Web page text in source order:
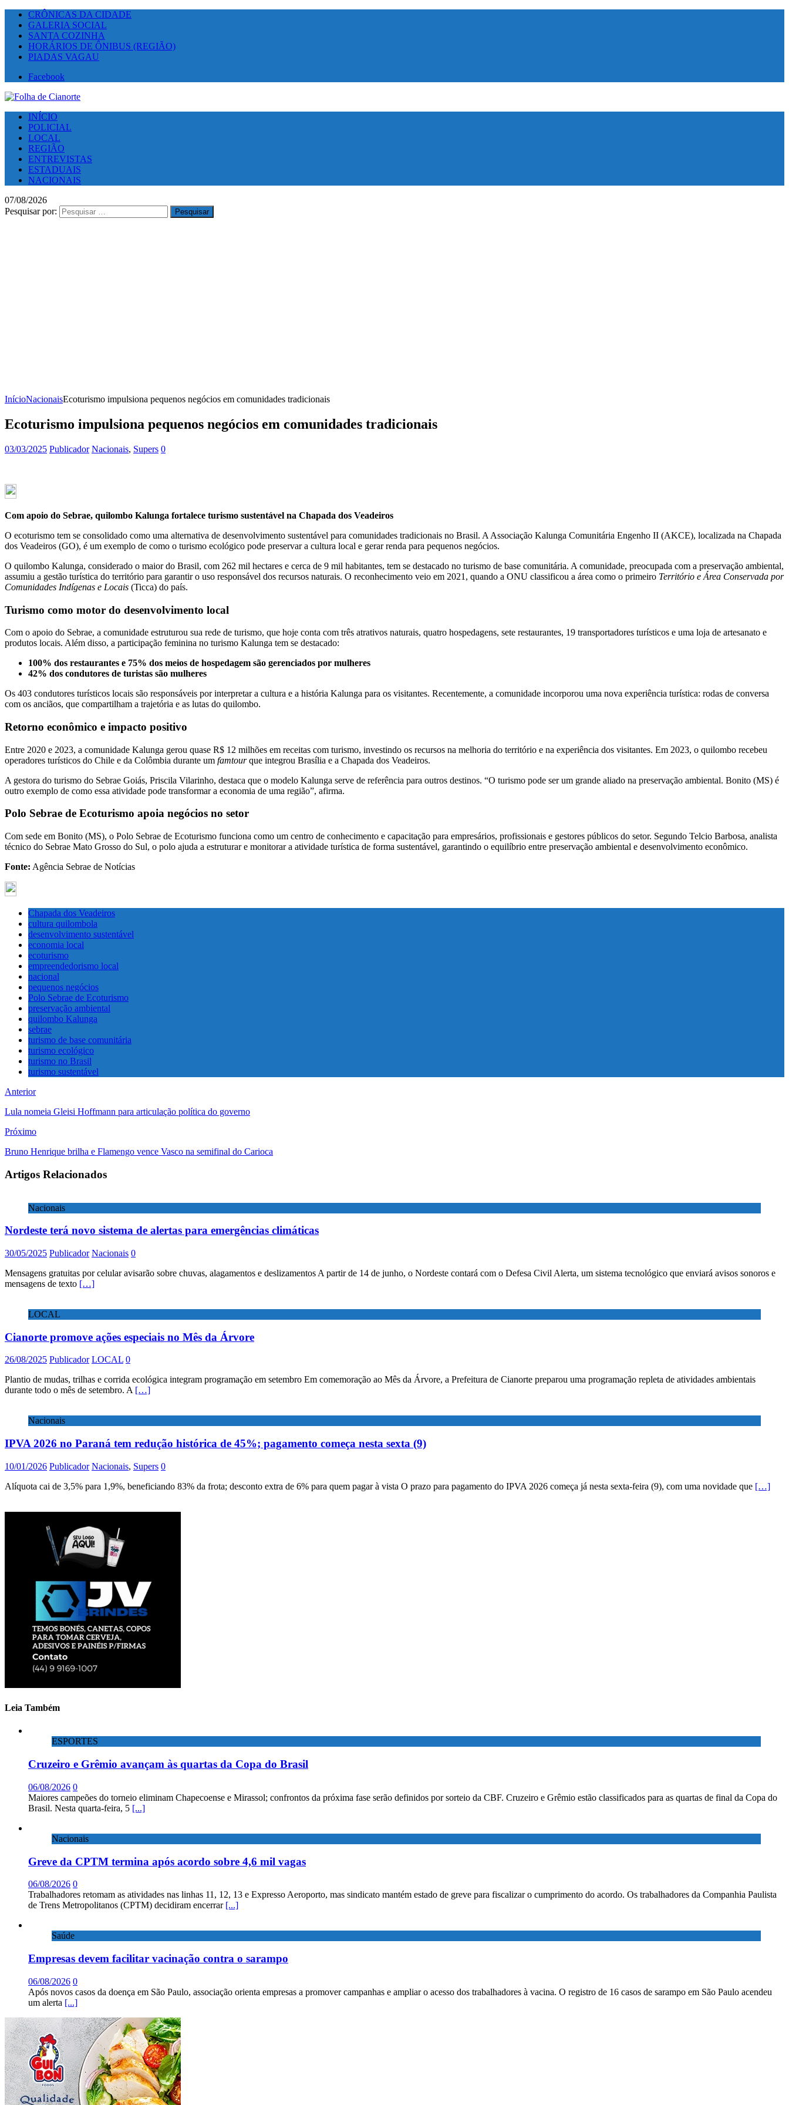
CRÔNICAS DA CIDADE
GALERIA SOCIAL
SANTA COZINHA
HORÁRIOS DE ÔNIBUS (REGIÃO)
PIADAS VAGAU
Facebook
INÍCIO
POLICIAL
LOCAL
REGIÃO
ENTREVISTAS
ESTADUAIS
NACIONAIS
07/08/2026
Pesquisar por:
InícioNacionaisEcoturismo impulsiona pequenos negócios em comunidades tradicionais
Ecoturismo impulsiona pequenos negócios em comunidades tradicionais
03/03/2025 Publicador Nacionais, Supers 0
Com apoio do Sebrae, quilombo Kalunga fortalece turismo sustentável na Chapada dos Veadeiros
O ecoturismo tem se consolidado como uma alternativa de desenvolvimento sustentável para comunidades tradicionais no Brasil. A Associação Kalunga Comunitária Engenho II (AKCE), localizada na Chapada
dos Veadeiros (GO), é um exemplo de como o turismo ecológico pode preservar a cultura local e gerar renda para pequenos negócios.
O quilombo Kalunga, considerado o maior do Brasil, com 262 mil hectares e cerca de 9 mil habitantes, tem se destacado no turismo de base comunitária. A comunidade, preocupada com a preservação ambiental,
assumiu a gestão turística do território para garantir o uso responsável dos recursos naturais. O reconhecimento veio em 2021, quando a ONU classificou a área como o primeiro Território e Área Conservada por
Comunidades Indígenas e Locais (Ticca) do país.
Turismo como motor do desenvolvimento local
Com o apoio do Sebrae, a comunidade estruturou sua rede de turismo, que hoje conta com três atrativos naturais, quatro hospedagens, sete restaurantes, 19 transportadores turísticos e uma loja de artesanato e
produtos locais. Além disso, a participação feminina no turismo Kalunga tem se destacado:
100% dos restaurantes e 75% dos meios de hospedagem são gerenciados por mulheres
42% dos condutores de turistas são mulheres
Os 403 condutores turísticos locais são responsáveis por interpretar a cultura e a história Kalunga para os visitantes. Recentemente, a comunidade incorporou uma nova experiência turística: rodas de conversa
com os anciãos, que compartilham a trajetória e as lutas do quilombo.
Retorno econômico e impacto positivo
Entre 2020 e 2023, a comunidade Kalunga gerou quase R$ 12 milhões em receitas com turismo, investindo os recursos na melhoria do território e na experiência dos visitantes. Em 2023, o quilombo recebeu
operadores turísticos do Chile e da Colômbia durante um famtourque integrou Brasília e a Chapada dos Veadeiros.
A gestora do turismo do Sebrae Goiás, Priscila Vilarinho, destaca que o modelo Kalunga serve de referência para outros destinos. “O turismo pode ser um grande aliado na preservação ambiental. Bonito (MS) é
outro exemplo de como essa atividade pode transformar a economia de uma região”, afirma.
Polo Sebrae de Ecoturismo apoia negócios no setor
Com sede em Bonito (MS), o Polo Sebrae de Ecoturismo funciona como um centro de conhecimento e capacitação para empresários, profissionais e gestores públicos do setor. Segundo Telcio Barbosa, analista
técnico do Sebrae Mato Grosso do Sul, o polo ajuda a estruturar e monitorar a atividade turística de forma sustentável, garantindo o equilíbrio entre preservação ambiental e desenvolvimento econômico.
Fonte: Agência Sebrae de Notícias
Chapada dos Veadeiros
cultura quilombola
desenvolvimento sustentável
economia local
ecoturismo
empreendedorismo local
nacional
pequenos negócios
Polo Sebrae de Ecoturismo
preservação ambiental
quilombo Kalunga
sebrae
turismo de base comunitária
turismo ecológico
turismo no Brasil
turismo sustentável
Anterior
Lula nomeia Gleisi Hoffmann para articulação política do governo
Próximo
Bruno Henrique brilha e Flamengo vence Vasco na semifinal do Carioca
Artigos Relacionados
Nacionais
Nordeste terá novo sistema de alertas para emergências climáticas
30/05/2025 Publicador Nacionais 0
Mensagens gratuitas por celular avisarão sobre chuvas, alagamentos e deslizamentos A partir de 14 de junho, o Nordeste contará com o Defesa Civil Alerta, um sistema tecnológico que enviará avisos sonoros e
mensagens de texto […]
LOCAL
Cianorte promove ações especiais no Mês da Árvore
26/08/2025 Publicador LOCAL 0
Plantio de mudas, trilhas e corrida ecológica integram programação em setembro Em comemoração ao Mês da Árvore, a Prefeitura de Cianorte preparou uma programação repleta de atividades ambientais
durante todo o mês de setembro. A […]
Nacionais
IPVA 2026 no Paraná tem redução histórica de 45%; pagamento começa nesta sexta (9)
10/01/2026 Publicador Nacionais, Supers 0
Alíquota cai de 3,5% para 1,9%, beneficiando 83% da frota; desconto extra de 6% para quem pagar à vista O prazo para pagamento do IPVA 2026 começa já nesta sexta-feira (9), com uma novidade que […]
Leia Também
ESPORTES
Cruzeiro e Grêmio avançam às quartas da Copa do Brasil
06/08/2026 0
Maiores campeões do torneio eliminam Chapecoense e Mirassol; confrontos da próxima fase serão definidos por sorteio da CBF. Cruzeiro e Grêmio estão classificados para as quartas de final da Copa do
Brasil. Nesta quarta-feira, 5 [...]
Nacionais
Greve da CPTM termina após acordo sobre 4,6 mil vagas
06/08/2026 0
Trabalhadores retomam as atividades nas linhas 11, 12, 13 e Expresso Aeroporto, mas sindicato mantém estado de greve para fiscalizar o cumprimento do acordo. Os trabalhadores da Companhia Paulista
de Trens Metropolitanos (CPTM) decidiram encerrar [...]
Saúde
Empresas devem facilitar vacinação contra o sarampo
06/08/2026 0
Após novos casos da doença em São Paulo, associação orienta empresas a promover campanhas e ampliar o acesso dos trabalhadores à vacina. O registro de 16 casos de sarampo em São Paulo acendeu
um alerta [...]